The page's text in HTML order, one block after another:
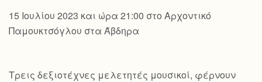
15 Ιουλίου 2023 και ώρα 21:00 στο Αρχοντικό
Παμουκτσόγλου στα Άβδηρα
Τρεις δεξιοτέχνες μελετητές μουσικοί, φέρνουν